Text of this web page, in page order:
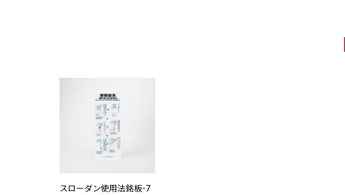
スローダン使用法銘板-7